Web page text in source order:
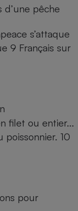
d’une pêche
s’attaque
9 Français sur
filet ou entier...
poissonnier. 10
pour